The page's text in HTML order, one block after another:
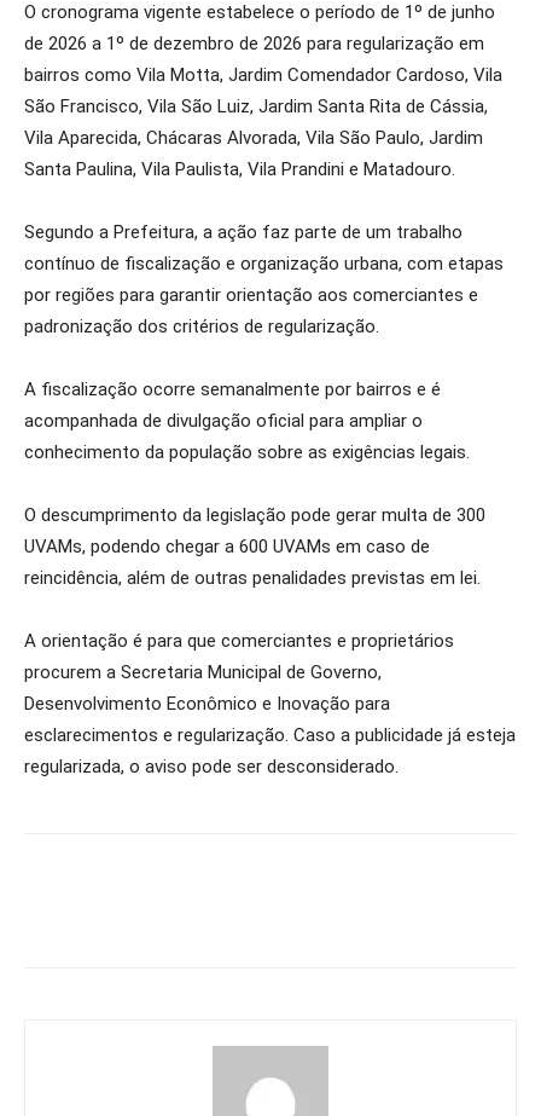
O cronograma vigente estabelece o período de 1º de junho
de 2026 a 1º de dezembro de 2026 para regularização em
bairros como Vila Motta, Jardim Comendador Cardoso, Vila
São Francisco, Vila São Luiz, Jardim Santa Rita de Cássia,
Vila Aparecida, Chácaras Alvorada, Vila São Paulo, Jardim
Santa Paulina, Vila Paulista, Vila Prandini e Matadouro.
Segundo a Prefeitura, a ação faz parte de um trabalho
contínuo de fiscalização e organização urbana, com etapas
por regiões para garantir orientação aos comerciantes e
padronização dos critérios de regularização.
A fiscalização ocorre semanalmente por bairros e é
acompanhada de divulgação oficial para ampliar o
conhecimento da população sobre as exigências legais.
O descumprimento da legislação pode gerar multa de 300
UVAMs, podendo chegar a 600 UVAMs em caso de
reincidência, além de outras penalidades previstas em lei.
A orientação é para que comerciantes e proprietários
procurem a Secretaria Municipal de Governo,
Desenvolvimento Econômico e Inovação para
esclarecimentos e regularização. Caso a publicidade já esteja
regularizada, o aviso pode ser desconsiderado.